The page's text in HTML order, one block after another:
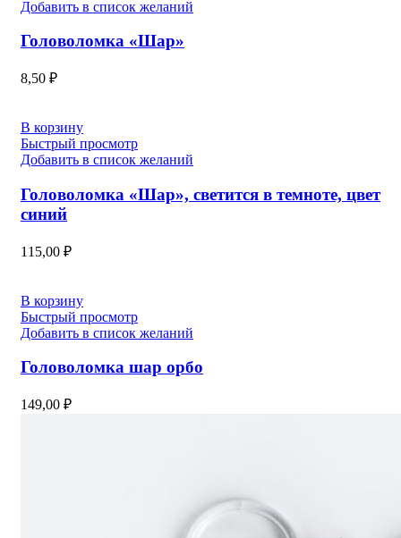
Добавить в список желаний
Головоломка «Шар»
8,50 ₽
В корзину
Быстрый просмотр
Добавить в список желаний
Головоломка «Шар», светится в темноте, цвет
синий
115,00 ₽
В корзину
Быстрый просмотр
Добавить в список желаний
Головоломка шар орбо
149,00 ₽